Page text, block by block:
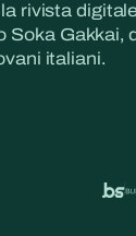
rivista
Soka Gakkai,
italiani.